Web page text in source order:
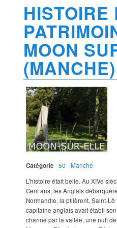
HISTOIRE
MOON
(MANCHE)
Catégorie
50 - Manche
L’histoire était belle. Au XIVe
Cent ans, les Anglais
Normandie, la pillèrent, Saint-
capitaine anglais avait établi
charmé par la vallée, une nuit